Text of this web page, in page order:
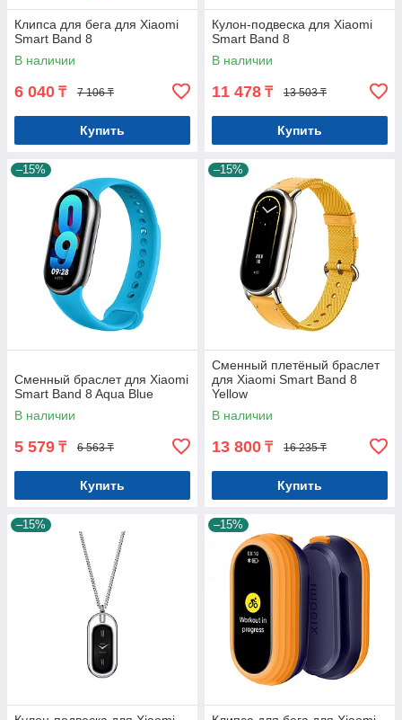
Клипса для бега для Xiaomi
Smart Band 8
В наличии
6 040 ₸ 7 106 ₸
Купить
Кулон-подвеска для Xiaomi
Smart Band 8
В наличии
11 478 ₸ 13 503 ₸
Купить
–15%
Сменный браслет для Xiaomi
Smart Band 8 Aqua Blue
В наличии
5 579 ₸ 6 563 ₸
Купить
–15%
Сменный плетёный браслет
для Xiaomi Smart Band 8
Yellow
В наличии
13 800 ₸ 16 235 ₸
Купить
–15% –15%